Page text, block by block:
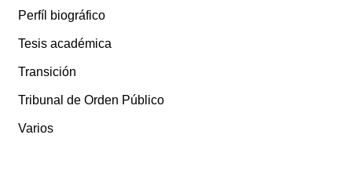
Perfíl biográfico
Tesis académica
Transición
Tribunal de Orden Público
Varios